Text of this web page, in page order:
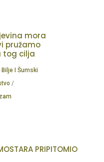
mora
pružamo
tog cilja
Bilje I Šumski
/
PRIPITOMIO